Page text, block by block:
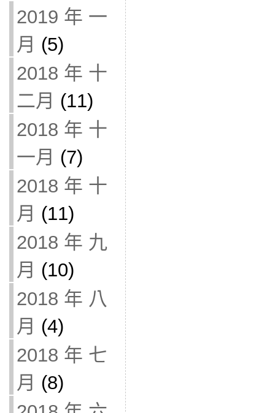
2019 年 一
月 (5)
2018 年 十
二月 (11)
2018 年 十
一月 (7)
2018 年 十
月 (11)
2018 年 九
月 (10)
2018 年 八
月 (4)
2018 年 七
月 (8)